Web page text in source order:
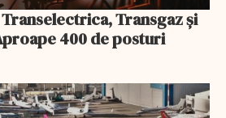
Transgaz și
400 de posturi